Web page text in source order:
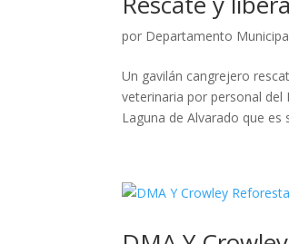
por Departamento
Un gavilán cangrejero
veterinaria por personal
Laguna de Alvarado que es